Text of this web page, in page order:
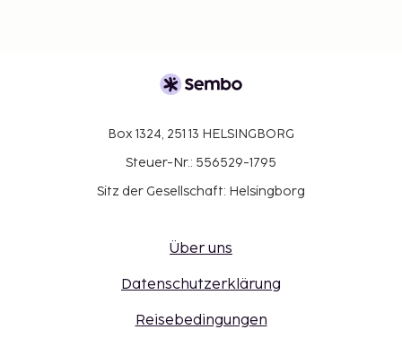
Box 1324, 251 13 HELSINGBORG
Steuer-Nr.: 556529-1795
Sitz der Gesellschaft: Helsingborg
Über uns
Datenschutzerklärung
Reisebedingungen